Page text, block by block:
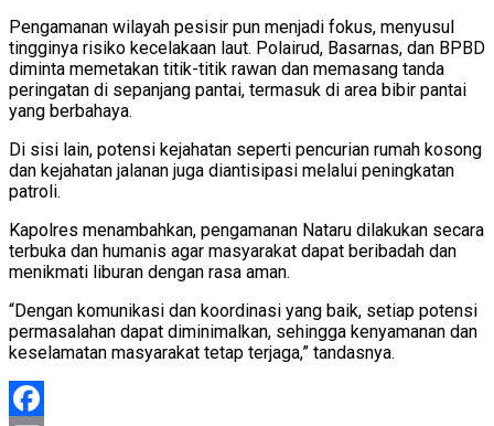
Pengamanan wilayah pesisir pun menjadi fokus, menyusul
tingginya risiko kecelakaan laut. Polairud, Basarnas, dan BPBD
diminta memetakan titik-titik rawan dan memasang tanda
peringatan di sepanjang pantai, termasuk di area bibir pantai
yang berbahaya.
Di sisi lain, potensi kejahatan seperti pencurian rumah kosong
dan kejahatan jalanan juga diantisipasi melalui peningkatan
patroli.
Kapolres menambahkan, pengamanan Nataru dilakukan secara
terbuka dan humanis agar masyarakat dapat beribadah dan
menikmati liburan dengan rasa aman.
“Dengan komunikasi dan koordinasi yang baik, setiap potensi
permasalahan dapat diminimalkan, sehingga kenyamanan dan
keselamatan masyarakat tetap terjaga,” tandasnya.